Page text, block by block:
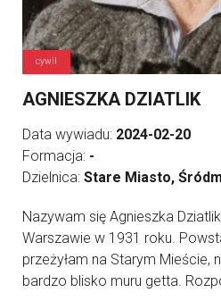
cywil
AGNIESZKA DZIATLIK
Data wywiadu: 2024-02-20
Formacja: -
Dzielnica: Stare Miasto,
Nazywam się Agnieszka
Warszawie w 1931 roku.
przeżyłam na Starym Mieście,
bardzo blisko muru getta.